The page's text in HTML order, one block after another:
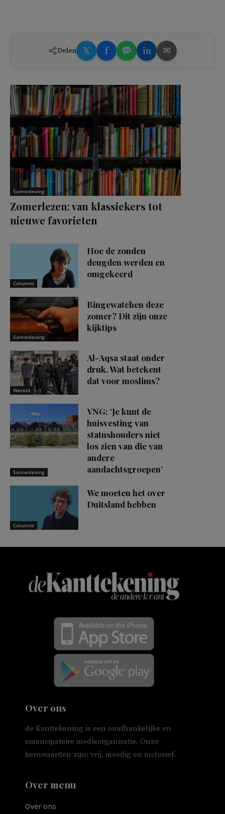
Delen 𝕏 f in ✉
Samenleving
Zomerlezen: van klassiekers tot
nieuwe favorieten
Columns
Hoe de zonden
deugden werden en
omgekeerd
Samenleving
Bingewatchen deze
zomer? Dit zijn onze
kijktips
Wereld
Al-Aqsa staat onder
druk. Wat betekent
dat voor moslims?
Samenleving
VNG: ‘Je kunt de
huisvesting van
statushouders niet
los zien van die van
andere
aandachtsgroepen’
Columns
We moeten het over
Duitsland hebben
Over ons
de Kanttekening is een onafhankelijke en
emancipatoire mediaorganisatie. Onze
kernwaarden zijn: vrij, moedig en inclusief.
Over menu
Over ons